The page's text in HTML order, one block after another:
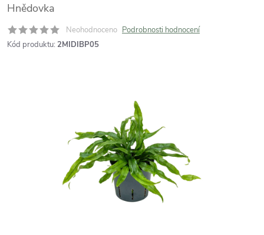
Hnědovka
Neohodnoceno Podrobnosti hodnocení
Kód produktu: 2MIDIBP05